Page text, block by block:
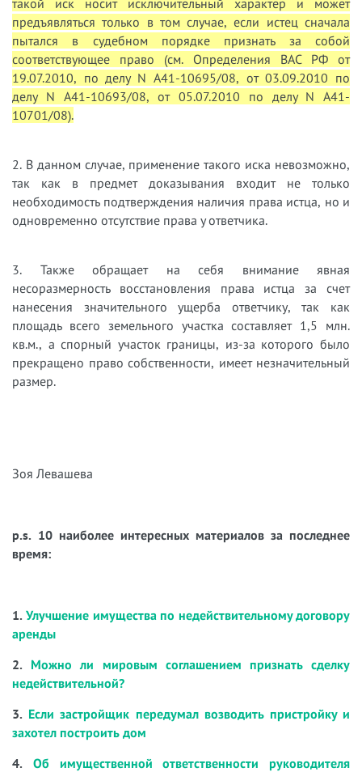
предъявляться только в том случае, если истец сначала
пытался в судебном порядке признать за собой
соответствующее право (см. Определения ВАС РФ от
19.07.2010, по делу N А41-10695/08, от 03.09.2010 по
делу N А41-10693/08, от 05.07.2010 по делу N А41-
10701/08).
2. В данном случае, применение такого иска невозможно,
так как в предмет доказывания входит не только
необходимость подтверждения наличия права истца, но и
одновременно отсутствие права у ответчика.
3. Также обращает на себя внимание явная
несоразмерность восстановления права истца за счет
нанесения значительного ущерба ответчику, так как
площадь всего земельного участка составляет 1,5 млн.
кв.м., а спорный участок границы, из-за которого было
прекращено право собственности, имеет незначительный
размер.
Зоя Левашева
p.s. 10 наиболее интересных материалов за последнее
время:
1.Улучшение имущества по недействительному договору
аренды
2. Можно ли мировым соглашением признать сделку
недействительной?
3. Если застройщик передумал возводить пристройку и
захотел построить дом
4. Об имущественной ответственности руководителя